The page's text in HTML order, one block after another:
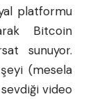
platformu
Bitcoin
sunuyor.
(mesela
video